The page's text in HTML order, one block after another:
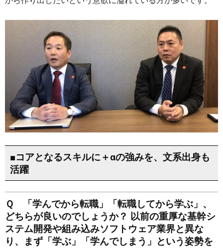
■コアとなるスキルに＋αの強みを、文系出身も
活躍
Ｑ 「学んでから転職」「転職してから学ぶ」、
どちらが良いのでしょうか？ 以前の重厚な基幹シ
ステム開発や組み込みソフトウェア業界と異な
り、まず「学ぶ」「学んでしまう」という姿勢を